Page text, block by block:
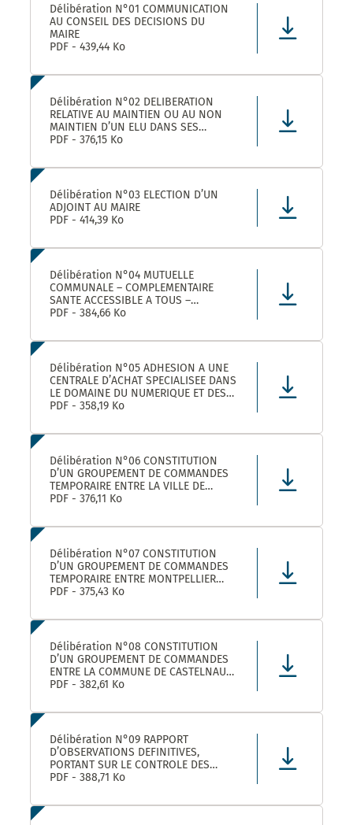
Délibération N°01 COMMUNICATION
AU CONSEIL DES DECISIONS DU
MAIRE
PDF - 439,44 Ko
Délibération N°02 DELIBERATION
RELATIVE AU MAINTIEN OU AU NON
MAINTIEN D’UN ELU DANS SES
FONCTIONS D’ADJOINT AU MAIRE
PDF - 376,15 Ko
Délibération N°03 ELECTION D’UN
ADJOINT AU MAIRE
PDF - 414,39 Ko
Délibération N°04 MUTUELLE
COMMUNALE – COMPLEMENTAIRE
SANTE ACCESSIBLE A TOUS –
CONVENTION DE PARTENARIAT AVEC
APPROBATION ET AUTORISATION DE
PDF - 384,66 Ko
Délibération N°05 ADHESION A UNE
CENTRALE D’ACHAT SPECIALISEE DANS
LE DOMAINE DU NUMERIQUE ET DES
TELECOMS DENOMMEE « CANUT »
PDF - 358,19 Ko
Délibération N°06 CONSTITUTION
D’UN GROUPEMENT DE COMMANDES
TEMPORAIRE ENTRE LA VILLE DE
MONTPELLIER, LA COMMUNE DE
AUTRES ACHETEURS PUBLICS POUR
ADMINISTRATIVES DE BUREAU –
ADHÉSION AU GROUPEMENT DE CO
PDF - 376,11 Ko
Délibération N°07 CONSTITUTION
D’UN GROUPEMENT DE COMMANDES
TEMPORAIRE ENTRE MONTPELLIER
MEDITERRANEE METROPOLE, LA VILLE
AUTRES ACHETEURS PUBLICS POUR LA
MATERIELS D’ENTRETIEN DES LOCAUX
– ADHÉS
PDF - 375,43 Ko
Délibération N°08 CONSTITUTION
D’UN GROUPEMENT DE COMMANDES
ENTRE LA COMMUNE DE CASTELNAU-
LE-LEZ, LE CENTRE COMMUNAL
LEZ ET SES ETABLISSEMENTS
LIVRAISON ET LA GESTION DE TITRES
RESTAURANT E
PDF - 382,61 Ko
Délibération N°09 RAPPORT
D’OBSERVATIONS DEFINITIVES,
PORTANT SUR LE CONTROLE DES
COMPTES ET DE LA GESTION DE
METROPOLE AU TITRE DES EXERCICES
PDF - 388,71 Ko